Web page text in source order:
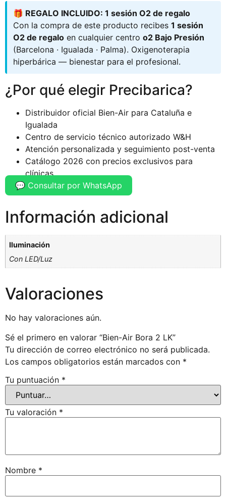
🎁 REGALO INCLUIDO: 1 sesión O2 de regalo
Con la compra de este producto recibes 1 sesión
O2 de regalo en cualquier centro o2 Bajo Presión
(Barcelona · Igualada · Palma). Oxigenoterapia
hiperbárica — bienestar para el profesional.
¿Por qué elegir Precibarica?
Distribuidor oficial Bien-Air para Cataluña e
Igualada
Centro de servicio técnico autorizado W&H
Atención personalizada y seguimiento post-venta
Catálogo 2026 con precios exclusivos para
clínicas
💬 Consultar por WhatsApp
Información adicional
Iluminación
Con LED/Luz
Valoraciones
No hay valoraciones aún.
Sé el primero en valorar “Bien-Air Bora 2 LK”
Tu dirección de correo electrónico no será publicada.
Los campos obligatorios están marcados con *
Tu puntuación *
Tu valoración *
Nombre *